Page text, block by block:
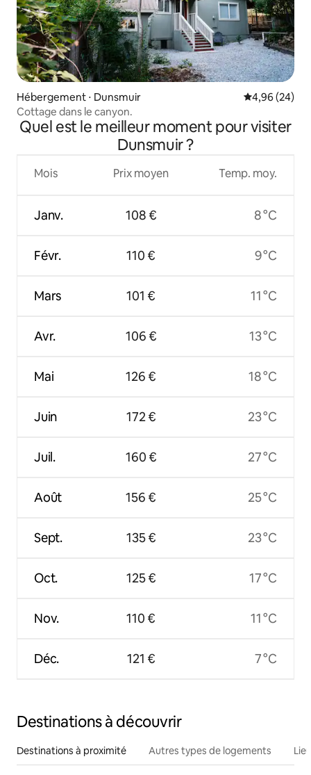
Hébergement ⋅ Dunsmuir Évaluation
4,96 (24)
Cottage dans le canyon.
Quel est le meilleur moment pour visiter
Dunsmuir ?
Mois
Janv.
Févr.
Mars
Avr.
Mai
Juin
Juil.
Août
Sept.
Oct.
Nov.
Déc.
Prix moyen
108 €
110 €
101 €
106 €
126 €
172 €
160 €
156 €
135 €
125 €
110 €
121 €
Temp. moy.
8 °C
9 °C
11 °C
13 °C
18 °C
23 °C
27 °C
25 °C
23 °C
17 °C
11 °C
7 °C
Destinations à découvrir
Destinations à proximité Autres types de logements